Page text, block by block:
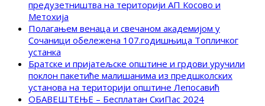
предузетништва на територији АП Косово и
Метохија
Полагањем венаца и свечаном академијом у
Сочаници обележена 107.годишњица Топличког
устанка
Братске и пријатељске општине и грдови уручили
поклон пакетиће малишанима из предшколских
установа на територији општине Лепосавић
ОБАВЕШТЕЊЕ – Бесплатан СкиПас 2024